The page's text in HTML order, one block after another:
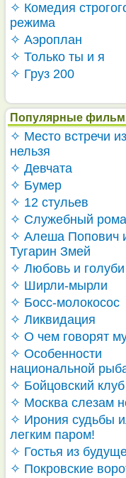
✧ Комедия
режима
✧ Аэроплан
✧ Только ты и я
✧ Груз 200
Популярные
✧ Место встречи
нельзя
✧ Девчата
✧ Бумер
✧ 12 стульев
✧ Служебный
✧ Алеша Попович
Тугарин Змей
✧ Любовь и голуби
✧ Ширли-мырли
✧ Босс-молокосос
✧ Ликвидация
✧ О чем говорят
✧ Особенности
национальной
✧ Бойцовский клуб
✧ Москва слезам
✧ Ирония судьбы
легким паром!
✧ Гостья из
✧ Покровские